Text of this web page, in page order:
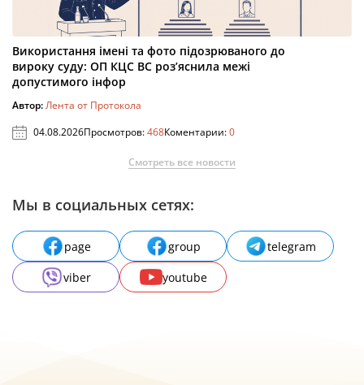
Використання імені та фото підозрюваного до
вироку суду: ОП КЦС ВС роз’яснила межі
допустимого інфор
Автор:Лента от Протокола
04.08.2026Просмотров:468Коментарии:0
Смотреть все новости
Мы в социальных сетях:
page group
telegram
viber
youtube